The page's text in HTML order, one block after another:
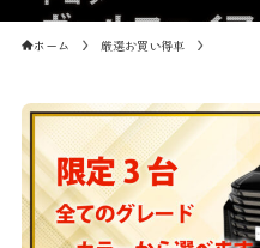
ホーム 厳選お買い得車